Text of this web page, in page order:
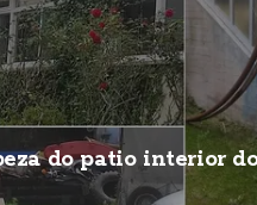
do patio interior